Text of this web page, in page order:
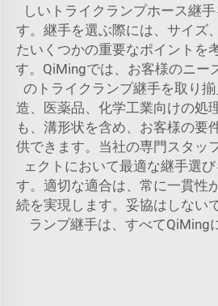
しいトライクランプホース継
す。継手を選ぶ際には、サイズ
たいくつかの重要なポイントを
す。QiMingでは、お客様のニー
のトライクランプ継手を取り
造、医薬品、化学工業向けの処
も、溝形状を含め、お客様の要
供できます。当社の専門スタッ
ェクトにおいて最適な継手選
す。適切な適合は、常に一貫性
続を実現します。妥協はしない
ランプ継手は、すべてQiMing